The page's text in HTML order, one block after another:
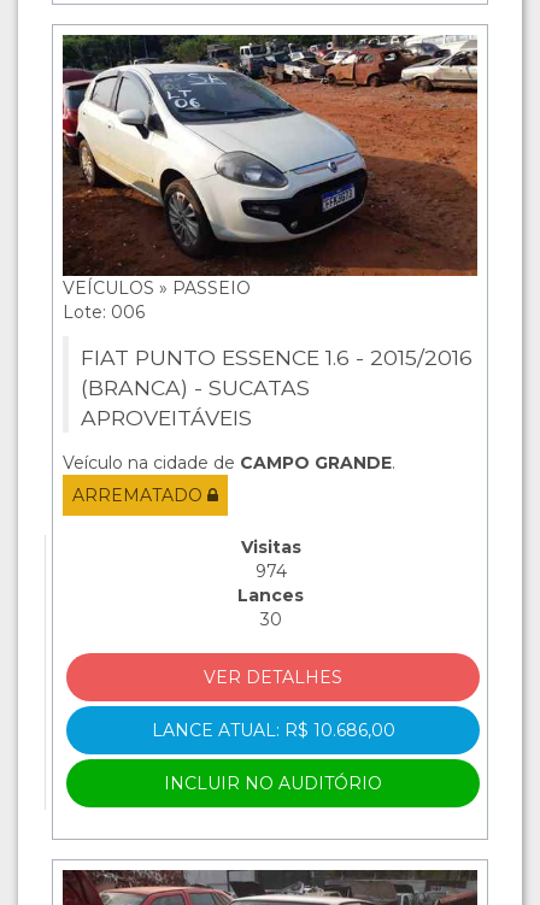
VEÍCULOS » PASSEIO
Lote: 006
FIAT PUNTO ESSENCE 1.6 - 2015/2016
(BRANCA) - SUCATAS
APROVEITÁVEIS
Veículo na cidade de CAMPO GRANDE.
ARREMATADO
Visitas
974
Lances
30
VER DETALHES
LANCE ATUAL: R$ 10.686,00
INCLUIR NO AUDITÓRIO